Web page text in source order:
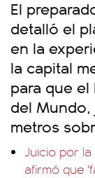
El
detalló el
en la
la capital
para que el
del Mundo,
metros
Juicio por
afirmó que